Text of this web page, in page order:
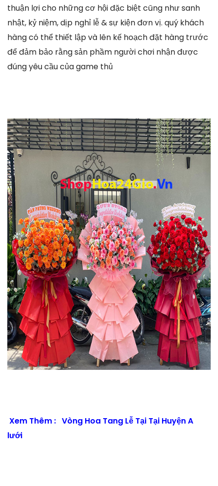
thuận lợi cho những cơ hội đặc biệt cũng như sanh
nhật, kỷ niệm, dịp nghỉ lễ & sự kiện đơn vị. quý khách
hàng có thể thiết lập và lên kế hoạch đặt hàng trước
để đảm bảo rằng sản phầm người chơi nhận được
đúng yêu cầu của game thủ
Xem Thêm : Vòng Hoa Tang Lễ Tại Tại Huyện A
lưới